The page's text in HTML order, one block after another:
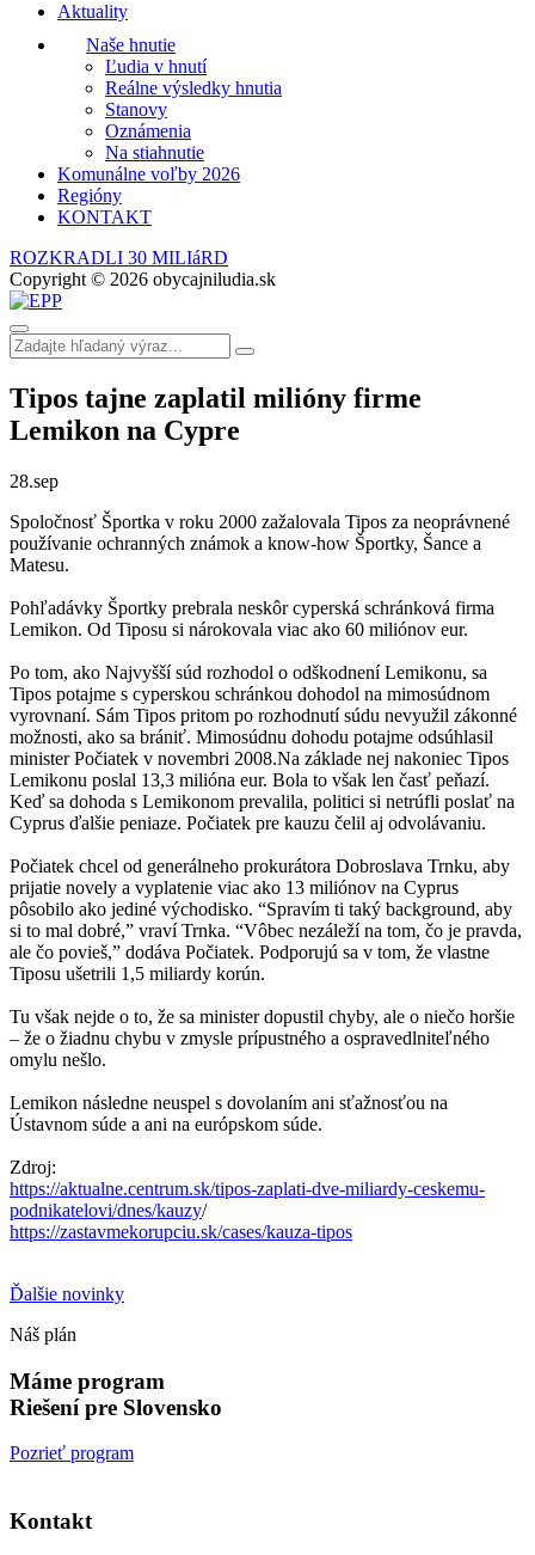
Aktuality
Naše hnutie
Ľudia v hnutí
Reálne výsledky hnutia
Stanovy
Oznámenia
Na stiahnutie
Komunálne voľby 2026
Regióny
KONTAKT
ROZKRADLI 30 MILIáRD
Copyright © 2026 obycajniludia.sk
Tipos tajne zaplatil milióny firme
Lemikon na Cypre
28.sep
Spoločnosť Športka v roku 2000 zažalovala Tipos za neoprávnené
používanie ochranných známok a know-how Športky, Šance a
Matesu.
Pohľadávky Športky prebrala neskôr cyperská schránková firma
Lemikon. Od Tiposu si nárokovala viac ako 60 miliónov eur.
Po tom, ako Najvyšší súd rozhodol o odškodnení Lemikonu, sa
Tipos potajme s cyperskou schránkou dohodol na mimosúdnom
vyrovnaní. Sám Tipos pritom po rozhodnutí súdu nevyužil zákonné
možnosti, ako sa brániť. Mimosúdnu dohodu potajme odsúhlasil
minister Počiatek v novembri 2008.Na základe nej nakoniec Tipos
Lemikonu poslal 13,3 milióna eur. Bola to však len časť peňazí.
Keď sa dohoda s Lemikonom prevalila, politici si netrúfli poslať na
Cyprus ďalšie peniaze. Počiatek pre kauzu čelil aj odvolávaniu.
Počiatek chcel od generálneho prokurátora Dobroslava Trnku, aby
prijatie novely a vyplatenie viac ako 13 miliónov na Cyprus
pôsobilo ako jediné východisko. “Spravím ti taký background, aby
si to mal dobré,” vraví Trnka. “Vôbec nezáleží na tom, čo je pravda,
ale čo povieš,” dodáva Počiatek. Podporujú sa v tom, že vlastne
Tiposu ušetrili 1,5 miliardy korún.
Tu však nejde o to, že sa minister dopustil chyby, ale o niečo horšie
– že o žiadnu chybu v zmysle prípustného a ospravedlniteľného
omylu nešlo.
Lemikon následne neuspel s dovolaním ani sťažnosťou na
Ústavnom súde a ani na európskom súde.
Zdroj:
https://aktualne.centrum.sk/tipos-zaplati-dve-miliardy-ceskemu-
podnikatelovi/dnes/kauzy/
https://zastavmekorupciu.sk/cases/kauza-tipos
Ďalšie novinky
Náš plán
Máme program
Riešení pre Slovensko
Pozrieť program
Kontakt